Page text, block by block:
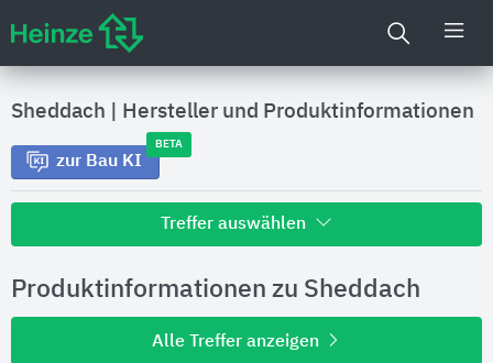
Sheddach Hersteller und Produktinformationen
zur Bau KI
BETA
Treffer auswählen
Hersteller
Produktinformationen zu Sheddach
Alle Treffer anzeigen